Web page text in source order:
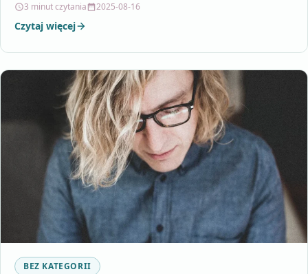
3 minut czytania 2025-08-16
Czytaj więcej
BEZ KATEGORII